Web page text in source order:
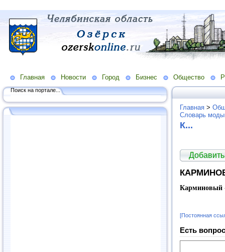
Главная Новости Город Бизнес Общество
Поиск на портале...
Главная >
Словарь
К...
Карминовый
[Постоянная
Есть